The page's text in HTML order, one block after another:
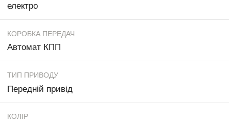
електро
КОРОБКА ПЕРЕДАЧ
Автомат КПП
ТИП ПРИВОДУ
Передній привід
КОЛІР